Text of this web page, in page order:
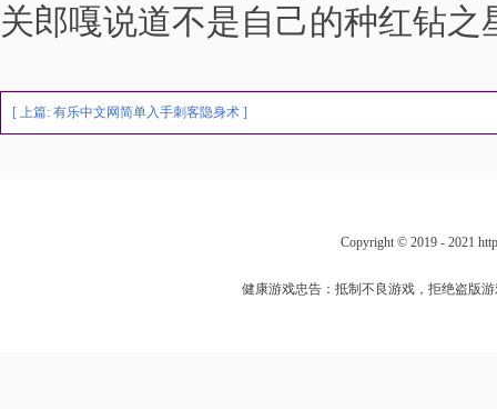
关郎嘎说道不是自己的种红钻之
[ 上篇: 有乐中文网简单入手刺客隐身术 ]
Copyright © 2019 - 2021
健康游戏忠告：抵制不良游戏，拒绝盗版